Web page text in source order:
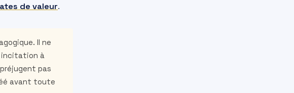
de valeur.
Il ne
incitation à
pas
avant toute